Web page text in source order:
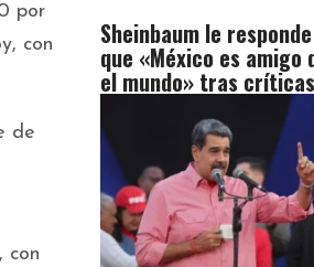
por
con
de
con
Sheinbaum le
que «México es amigo
el mundo» tras críticas